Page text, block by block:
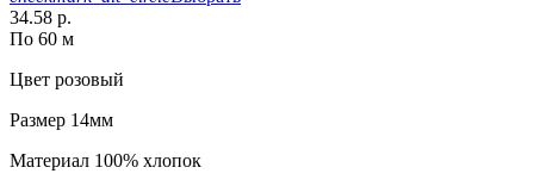
34.58 р.
По 60 м
Цвет розовый
Размер 14мм
Материал 100% хлопок